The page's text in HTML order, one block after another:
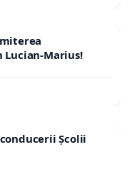
Marius!
Școlii